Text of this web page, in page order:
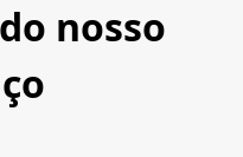
nosso